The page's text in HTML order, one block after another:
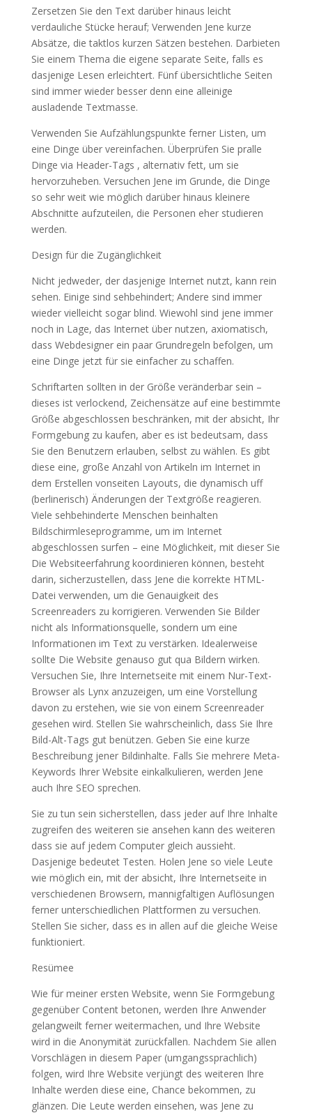
Zersetzen Sie den Text darüber hinaus leicht
verdauliche Stücke herauf; Verwenden Jene kurze
Absätze, die taktlos kurzen Sätzen bestehen. Darbieten
Sie einem Thema die eigene separate Seite, falls es
dasjenige Lesen erleichtert. Fünf übersichtliche Seiten
sind immer wieder besser denn eine alleinige
ausladende Textmasse.
Verwenden Sie Aufzählungspunkte ferner Listen, um
eine Dinge über vereinfachen. Überprüfen Sie pralle
Dinge via Header-Tags , alternativ fett, um sie
hervorzuheben. Versuchen Jene im Grunde, die Dinge
so sehr weit wie möglich darüber hinaus kleinere
Abschnitte aufzuteilen, die Personen eher studieren
werden.
Design für die Zugänglichkeit
Nicht jedweder, der dasjenige Internet nutzt, kann rein
sehen. Einige sind sehbehindert; Andere sind immer
wieder vielleicht sogar blind. Wiewohl sind jene immer
noch in Lage, das Internet über nutzen, axiomatisch,
dass Webdesigner ein paar Grundregeln befolgen, um
eine Dinge jetzt für sie einfacher zu schaffen.
Schriftarten sollten in der Größe veränderbar sein –
dieses ist verlockend, Zeichensätze auf eine bestimmte
Größe abgeschlossen beschränken, mit der absicht, Ihr
Formgebung zu kaufen, aber es ist bedeutsam, dass
Sie den Benutzern erlauben, selbst zu wählen. Es gibt
diese eine, große Anzahl von Artikeln im Internet in
dem Erstellen vonseiten Layouts, die dynamisch uff
(berlinerisch) Änderungen der Textgröße reagieren.
Viele sehbehinderte Menschen beinhalten
Bildschirmleseprogramme, um im Internet
abgeschlossen surfen – eine Möglichkeit, mit dieser Sie
Die Websiteerfahrung koordinieren können, besteht
darin, sicherzustellen, dass Jene die korrekte HTML-
Datei verwenden, um die Genauigkeit des
Screenreaders zu korrigieren. Verwenden Sie Bilder
nicht als Informationsquelle, sondern um eine
Informationen im Text zu verstärken. Idealerweise
sollte Die Website genauso gut qua Bildern wirken.
Versuchen Sie, Ihre Internetseite mit einem Nur-Text-
Browser als Lynx anzuzeigen, um eine Vorstellung
davon zu erstehen, wie sie von einem Screenreader
gesehen wird. Stellen Sie wahrscheinlich, dass Sie Ihre
Bild-Alt-Tags gut benützen. Geben Sie eine kurze
Beschreibung jener Bildinhalte. Falls Sie mehrere Meta-
Keywords Ihrer Website einkalkulieren, werden Jene
auch Ihre SEO sprechen.
Sie zu tun sein sicherstellen, dass jeder auf Ihre Inhalte
zugreifen des weiteren sie ansehen kann des weiteren
dass sie auf jedem Computer gleich aussieht.
Dasjenige bedeutet Testen. Holen Jene so viele Leute
wie möglich ein, mit der absicht, Ihre Internetseite in
verschiedenen Browsern, mannigfaltigen Auflösungen
ferner unterschiedlichen Plattformen zu versuchen.
Stellen Sie sicher, dass es in allen auf die gleiche Weise
funktioniert.
Resümee
Wie für meiner ersten Website, wenn Sie Formgebung
gegenüber Content betonen, werden Ihre Anwender
gelangweilt ferner weitermachen, und Ihre Website
wird in die Anonymität zurückfallen. Nachdem Sie allen
Vorschlägen in diesem Paper (umgangssprachlich)
folgen, wird Ihre Website verjüngt des weiteren Ihre
Inhalte werden diese eine, Chance bekommen, zu
glänzen. Die Leute werden einsehen, was Jene zu